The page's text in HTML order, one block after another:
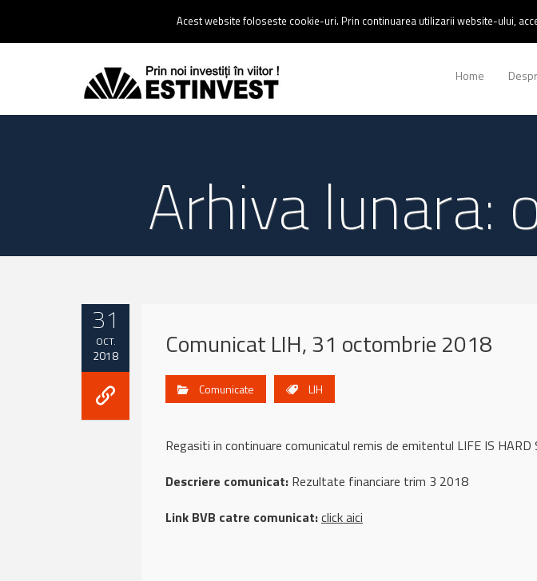
0237 238 900 |Email :contact@estinvest.ro
Home
Arhiva lunara:
31
OCT.
2018 Comunicat LIH, 31 octombrie 2018
Comunicate LIH
Regasiti in continuare comunicatul remis de emitentul LIFE IS
Descriere comunicat: Rezultate financiare trim 3 2018
Link BVB catre comunicat:click aici
Acest website foloseste cookie-uri. Prin continuarea utilizarii website-ului,